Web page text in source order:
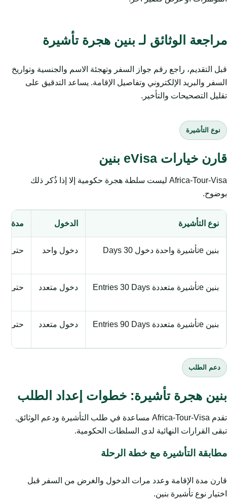
مراجعة الوثائق لـ بنين هجرة تأشيرة
قبل التقديم، راجع رقم جواز السفر وتهجئة الاسم والجنسية وتواريخ
السفر والبريد الإلكتروني وتفاصيل الإقامة. يساعد التدقيق على
تقليل التصحيحات والتأخير.
نوع التأشيرة
قارن خيارات eVisa بنين
Africa-Tour-Visa ليست سلطة هجرة حكومية إلا إذا ذُكر ذلك
بوضوح.
نوع التأشيرة الدخول مدة
بنين eتأشيرة واحدة دخول 30 Days دخول واحد حتى 30 يوماً
بنين eتأشيرة متعددة Entries 30 Days دخول متعدد حتى 30 يوماً
بنين eتأشيرة متعددة Entries 90 Days دخول متعدد حتى 90 يوماً
دعم الطلب
بنين هجرة تأشيرة: خطوات إعداد الطلب
تقدم Africa-Tour-Visa مساعدة في طلب التأشيرة ودعم الوثائق.
تبقى القرارات النهائية لدى السلطات الحكومية.
مطابقة التأشيرة مع خطة الرحلة
قارن مدة الإقامة وعدد مرات الدخول والغرض من السفر قبل
اختيار نوع تأشيرة بنين.